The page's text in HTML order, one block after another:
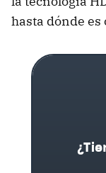
hasta dónde es